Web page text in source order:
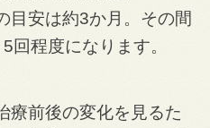
目安は約3か月。その間
回程度になります。
療前後の変化を見るた